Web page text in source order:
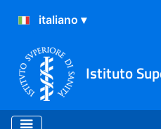
Istituto